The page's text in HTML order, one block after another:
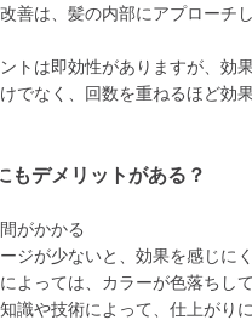
善は、髪の内部にアプローチ
ントは即効性がありますが、効
でなく、回数を重ねるほど効
もデメリットがある？
がかかる
ージが少ないと、効果を感じに
によっては、カラーが色落ちし
知識や技術によって、仕上がり